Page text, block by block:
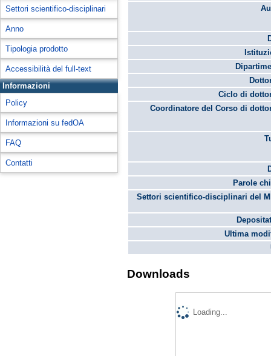
Settori scientifico-disciplinari
Anno
Tipologia prodotto
Accessibilità del full-text
Informazioni
Policy
Informazioni su fedOA
FAQ
Contatti
Ciclo di
Coordinatore del Corso di
Parole
Settori scientifico-disciplinari del
Ultima
Downloads
Loading...